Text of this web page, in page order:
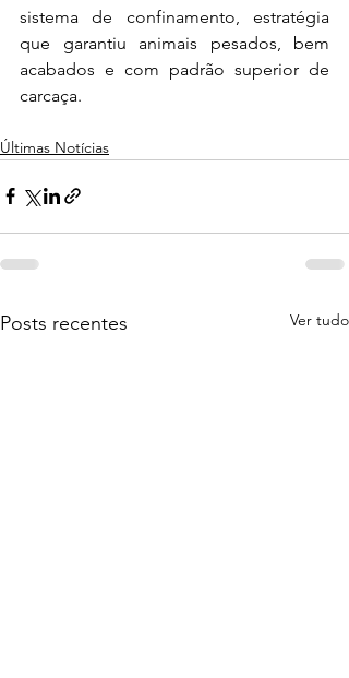
sistema de confinamento, estratégia
que garantiu animais pesados, bem
acabados e com padrão superior de
carcaça.
Últimas Notícias
Posts recentes Ver tudo